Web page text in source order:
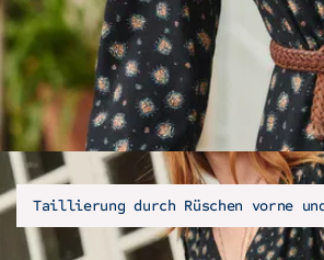
Taillierung durch Rüschen vorne